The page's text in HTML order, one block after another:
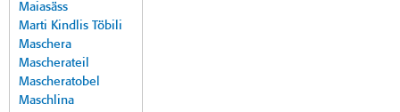
Maiasäss
Marti Kindlis Töbili
Maschera
Mascherateil
Mascheratobel
Maschlina